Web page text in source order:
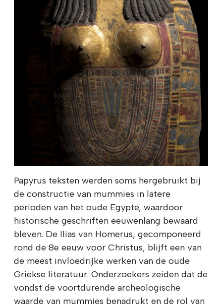
Papyrus teksten werden soms hergebruikt bij
de constructie van mummies in latere
perioden van het oude Egypte, waardoor
historische geschriften eeuwenlang bewaard
bleven. De Ilias van Homerus, gecomponeerd
rond de 8e eeuw voor Christus, blijft een van
de meest invloedrijke werken van de oude
Griekse literatuur. Onderzoekers zeiden dat de
vondst de voortdurende archeologische
waarde van mummies benadrukt en de rol van